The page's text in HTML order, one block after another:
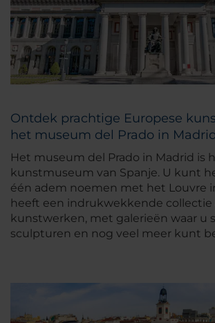
Ontdek prachtige Europese
het museum del Prado in Madrid
Het museum del Prado in Madrid is
kunstmuseum van Spanje. U kunt
één adem noemen met het Louvre
heeft een indrukwekkende collectie
kunstwerken, met galerieën waar u
sculpturen en nog veel meer kunt